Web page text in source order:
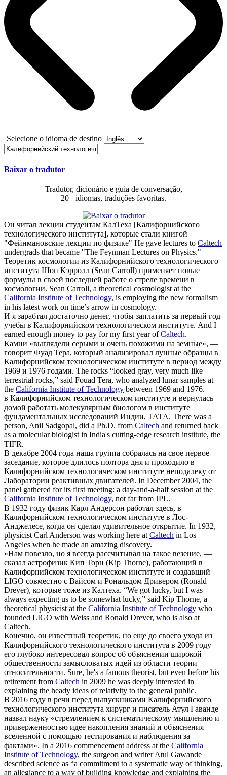
Selecione o idioma de destino
Baixar o tradutor
Tradutor, dicionário e guia de conversação,
20+ idiomas, traduções favoritas.
Он читал лекции студентам КалТеха [Калифорнийского
технологического института], которые стали книгой
"Фейнмановские лекции по физике" He gave lectures to Caltech
undergrads that became "The Feynman Lectures on Physics."
Теоретик космологии из Калифорнийского технологического
института Шон Кэрролл (Sean Carroll) применяет новые
формулы в своей последней работе о стреле времени в
космологии. Sean Carroll, a theoretical cosmologist at the
California Institute of Technology, is employing the new formalism
in his latest work on time’s arrow in cosmology.
И я зарабтал достаточно денег, чтобы заплатить за первый год
учебы в Калифорнийском технологическом институте. And I
earned enough money to pay for my first year ofCaltech.
Камни «выглядели серыми и очень похожими на земные», —
говорит Фуад Тера, который анализировал лунные образцы в
Калифорнийском технологическом институте в период между
1969 и 1976 годами. The rocks “looked gray, very much like
terrestrial rocks,” said Fouad Tera, who analyzed lunar samples at
the California Institute of Technology between 1969 and 1976.
в Калифорнийском технологическом институте и вернулась
домой работать молекулярным биологом в институте
фундаментальных исследований Индии, ТАТА. There was a
person, Anil Sadgopal, did a Ph.D. from Caltech and returned back
as a molecular biologist in India's cutting-edge research institute, the
TIFR.
В декабре 2004 года наша группа собралась на свое первое
заседание, которое длилось полтора дня и проходило в
Калифорнийском технологическом институте неподалеку от
Лаборатории реактивных двигателей. In December 2004, the
panel gathered for its first meeting: a day-and-a-half session at the
California Institute of Technology, not far from JPL.
В 1932 году физик Карл Андерсон работал здесь, в
Калифорнийском технологическом институте в Лос-
Анджелесе, когда он сделал удивительное открытие. In 1932,
physicist Carl Anderson was working here atCaltech in Los
Angeles when he made an amazing discovery.
«Нам повезло, но я всегда рассчитывал на такое везение, —
сказал астрофизик Кип Торн (Kip Thorne), работающий в
Калифорнийском технологическом институте и создавший
LIGO совместно с Вайсом и Рональдом Дривером (Ronald
Drever), которые тоже из Калтеха. “We got lucky, but I was
always expecting us to be somewhat lucky,” said Kip Thorne, a
theoretical physicist at the California Institute of Technology who
founded LIGO with Weiss and Ronald Drever, who is also at
Caltech.
Конечно, он известный теоретик, но еще до своего ухода из
Калифорнийского технологического института в 2009 году
его глубоко интересовал вопрос об объяснении широкой
общественности замысловатых идей из области теории
относительности. Sure, he's a famous theorist, but even before his
retirement from Caltech in 2009 he was deeply interested in
explaining the heady ideas of relativity to the general public.
В 2016 году в речи перед выпускниками Калифорнийского
технологического института хирург и писатель Атул Гаванде
назвал науку «стремлением к систематическому мышлению и
приверженностью идее накопления знаний и объяснения
вселенной с помощью тестирования и наблюдения за
фактами». In a 2016 commencement address at the California
Institute of Technology, the surgeon and writer Atul Gawande
described science as “a commitment to a systematic way of thinking,
an allegiance to a way of building knowledge and explaining the